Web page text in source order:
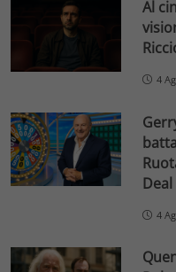
Al
4
Deal
4